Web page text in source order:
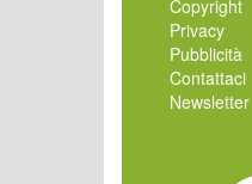
Copyright
Privacy
Pubblicità
Contattaci
Newsletter